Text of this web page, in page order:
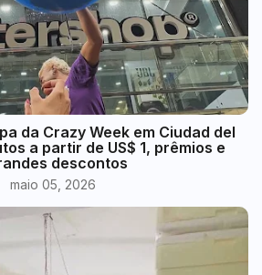
da Crazy Week em Ciudad del
a partir de US$ 1, prêmios e
descontos
maio 05, 2026